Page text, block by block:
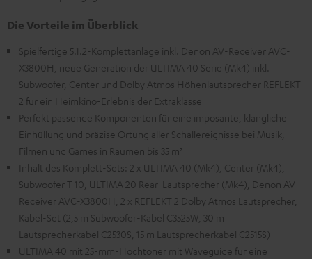
Die Vorteile im Überblick
Spielfertige 5.1.2-Komplettanlage inkl. Denon AV-Receiver AVC-
X3800H, neue Generation der ULTIMA 40 Serie (Mk4) inkl.
Subwoofer, Center und Dolby Atmos Höhenlautsprecher REFLEKT
2 für ein Heimkino-Erlebnis der Extraklasse
Perfekt passende Komponenten für eine imposante, klangliche
Einhüllung und präzise Ortung aller Schallereignisse bei Musik,
Filmen und Games in Räumen bis 35 m²
Inhalt des Komplett-Sets: 2 x ULTIMA 40 (Mk4), Center (Mk4),
Subwoofer T 10, ULTIMA 20 Rear-Lautsprecher (Mk4), Denon AV-
Receiver AVC-X3800H, 2 x REFLEKT 2 Dolby Atmos Lautsprecher,
Kabel-Set (2,5 m Subwoofer-Kabel C3525W, 30 m
Lautsprecherkabel C2530S, 15 m Lautsprecherkabel C2515S)
ULTIMA 40 mit 25-mm-Hochtöner mit Waveguide für eine